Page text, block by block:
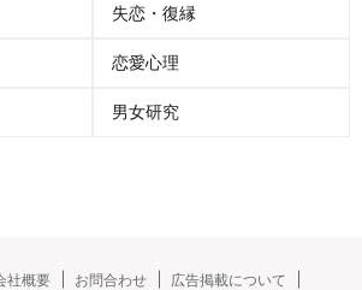
失恋・復縁
恋愛心理
男女研究
社概要 お問合わせ 広告掲載について